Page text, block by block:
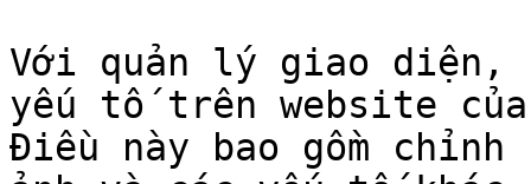
Với quản lý giao diện,
yếu tố trên website
Điều này bao gồm